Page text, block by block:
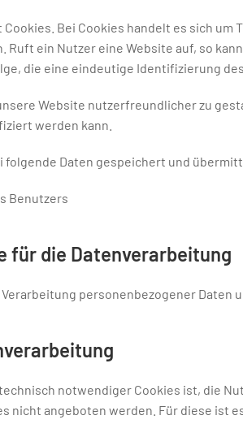
Bei Cookies handelt es sich
Ruft ein Nutzer eine Website auf, so
die eine eindeutige Identifizierung
Website nutzerfreundlicher zu
werden kann.
folgende Daten gespeichert und
Benutzers
für die Datenverarbeitung
personenbezogener Daten
notwendiger Cookies ist, die
nicht angeboten werden. Für diese ist